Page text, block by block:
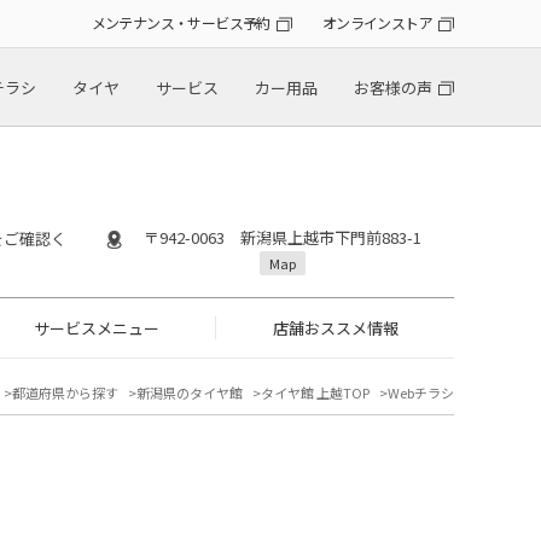
メンテナンス・サービス予約 オンラインストア
シ タイヤ サービス カー用品 お客様の声
確認く
〒942-0063 新潟県上越市下門前883-1
Map
サービスメニュー 店舗おススメ情報
都道府県から探す 新潟県のタイヤ館 タイヤ館 上越TOP Webチラシ